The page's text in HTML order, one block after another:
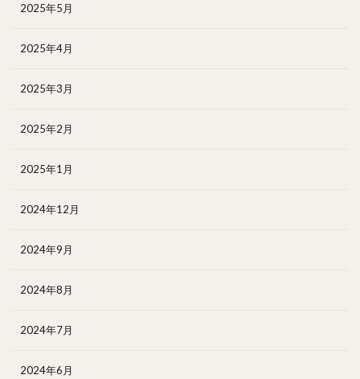
2025年5月
2025年4月
2025年3月
2025年2月
2025年1月
2024年12月
2024年9月
2024年8月
2024年7月
2024年6月